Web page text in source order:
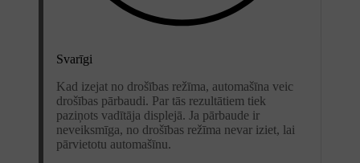
Svarīgi
Kad izejat no drošības režīma, automašīna veic
drošības pārbaudi. Par tās rezultātiem tiek
paziņots vadītāja displejā. Ja pārbaude ir
neveiksmīga, no drošības režīma nevar iziet, lai
pārvietotu automašīnu.